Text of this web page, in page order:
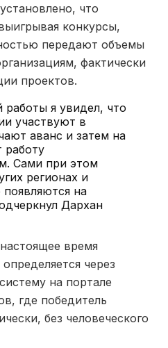
что
конкурсы,
передают объемы
фактически
проектов.
я увидел, что
участвуют в
аванс и затем на
работу
Сами при этом
регионах и
появляются на
Дархан
время
через
на портале
где победитель
без человеческого